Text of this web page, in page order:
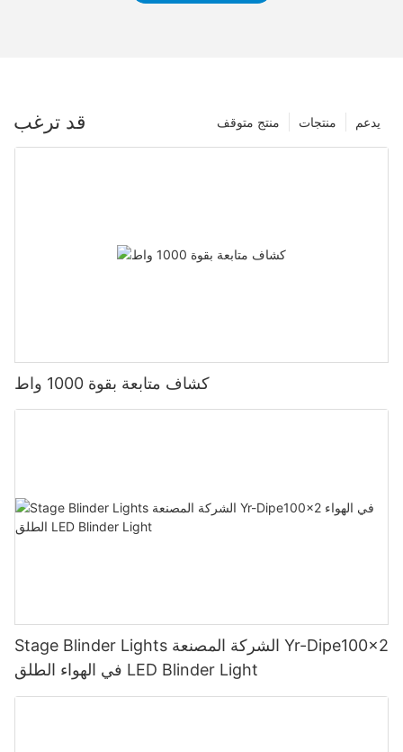
قد ترغب يدعم منتجات منتج متوقف
كشاف متابعة بقوة 1000 واط
Stage Blinder Lights الشركة المصنعة Yr-Dipe100x2
في الهواء الطلق LED Blinder Light